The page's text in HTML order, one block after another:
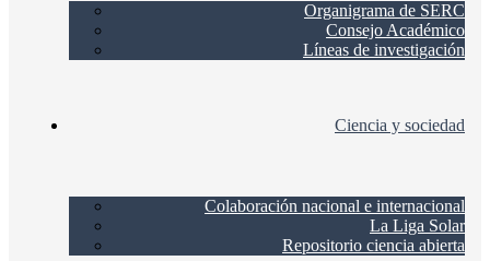
Organigrama de SERC
Consejo Académico
Líneas de investigación
Ciencia y sociedad
Colaboración nacional e internacional
La Liga Solar
Repositorio ciencia abierta